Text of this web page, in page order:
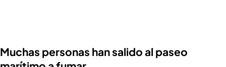
Muchas personas han salido al paseo